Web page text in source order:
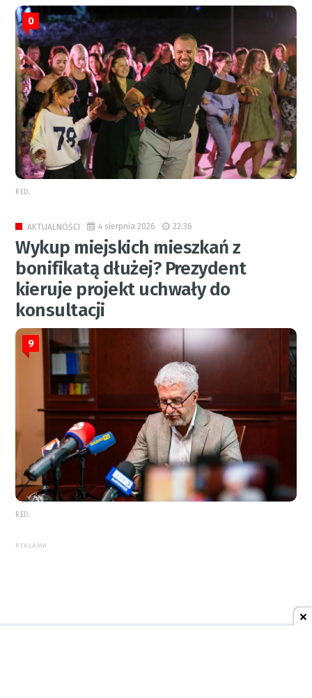
0
RED.
AKTUALNOŚCI 4 sierpnia 2026 22:36
Wykup miejskich mieszkań z
bonifikatą dłużej? Prezydent
kieruje projekt uchwały do
konsultacji
9
RED.
REKLAMA